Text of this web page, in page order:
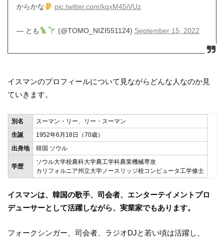
からかな
pic.twitter.com/kqxM45iVUz
— とも (@TOMO_NIZI551124) September 15, 2022
イスマンのプロフィールについて見ながらどんな人なのか見
ていきます。
別名
スーマン・リー、リー・スーマン
生誕
1952年6月18日（70歳）
出身地
韓国 ソウル
学歴
ソウル大学校農科大学農工学科農業機械専攻
カリフォルニア州立大学ノースリッジ校コンピュータ工学修士
イスマンは、韓国の歌手、司会者、エンターテイメントプロ
デューサーとして活躍しながら、実業家でもあります。
フォークシンガー、司会者、ラジオDJと若い頃は活躍し、